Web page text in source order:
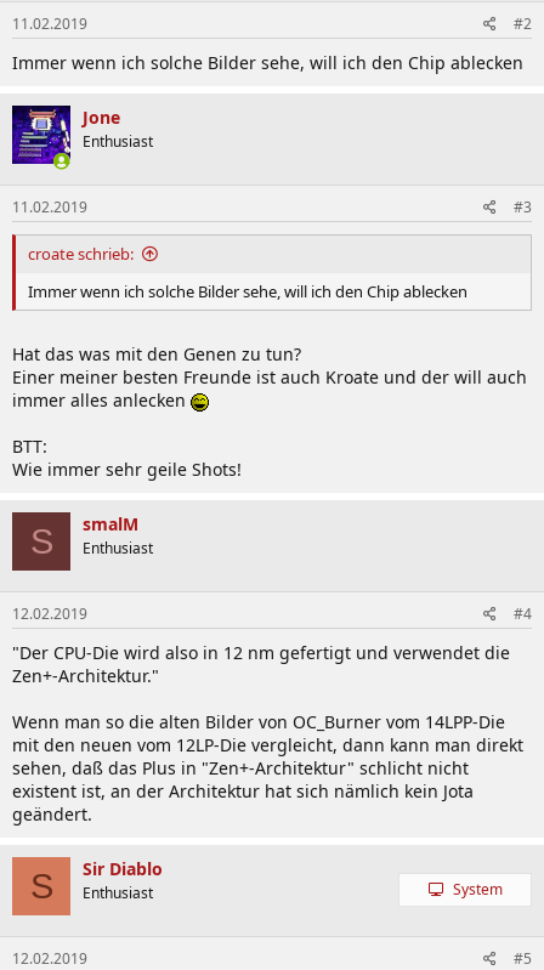
11.02.2019 #2
Immer wenn ich solche Bilder sehe, will ich den Chip ablecken
Jone
Enthusiast
11.02.2019 #3
croate schrieb:
Immer wenn ich solche Bilder sehe, will ich den Chip ablecken
Hat das was mit den Genen zu tun?
Einer meiner besten Freunde ist auch Kroate und der will auch
immer alles anlecken
BTT:
Wie immer sehr geile Shots!
S smalM
Enthusiast
12.02.2019 #4
"Der CPU-Die wird also in 12 nm gefertigt und verwendet die
Zen+-Architektur."
Wenn man so die alten Bilder von OC_Burner vom 14LPP-Die
mit den neuen vom 12LP-Die vergleicht, dann kann man direkt
sehen, daß das Plus in "Zen+-Architektur" schlicht nicht
existent ist, an der Architektur hat sich nämlich kein Jota
geändert.
S Sir Diablo
Enthusiast System
12.02.2019 #5